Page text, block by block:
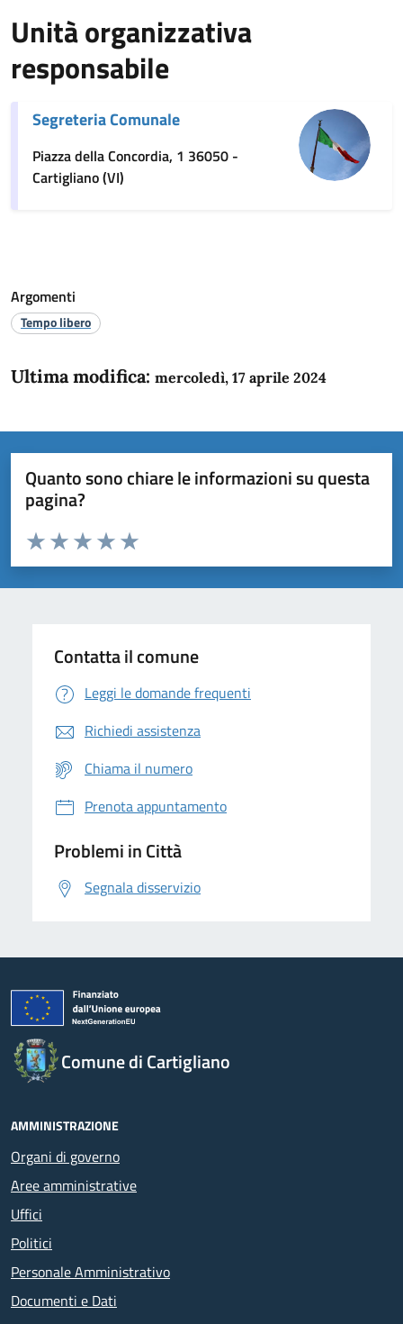
Unità organizzativa
responsabile
Segreteria Comunale
Piazza della Concordia, 1 36050 -
Cartigliano (VI)
Argomenti
Tempo libero
Ultima modifica: mercoledì, 17 aprile 2024
Quanto sono chiare le informazioni su questa
pagina?
Domanda
Valuta da 1 a 5 stelle la pagina
Valuta 5 stelle su 5
Valuta 4 stelle su 5
Valuta 3 stelle su 5
Valuta 2 stelle su 5
Valuta 1 stelle su 5
Contatta il comune
Leggi le domande frequenti
Richiedi assistenza
Chiama il numero
Prenota appuntamento
Problemi in Città
Segnala disservizio
Comune di Cartigliano
AMMINISTRAZIONE
Organi di governo
Aree amministrative
Uffici
Politici
Personale Amministrativo
Documenti e Dati